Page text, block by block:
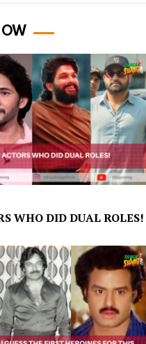
WHO DID DUAL ROLES!